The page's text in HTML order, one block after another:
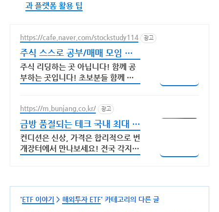
과 플랫폼 활용 팁
https://cafe.naver.com/stockstudy114 광고
주식 스스로 공부/매매 모임 스
스로 공부법을 배웁니다 !
주식 리딩하는 곳 아닙니다! 함께 공
부하는 곳입니다! 초보분들 함께 공
https://m.bunjang.co.kr/ 광고
금방 품절되는 테크 국내 최대 브
랜드 중고거래
컨디션은 신상, 가격은 합리적으로 번
개장터에서 만나보세요! 전국 각지에
'ETF 이야기 > 해외투자 ETF' 카테고리의 다른 글